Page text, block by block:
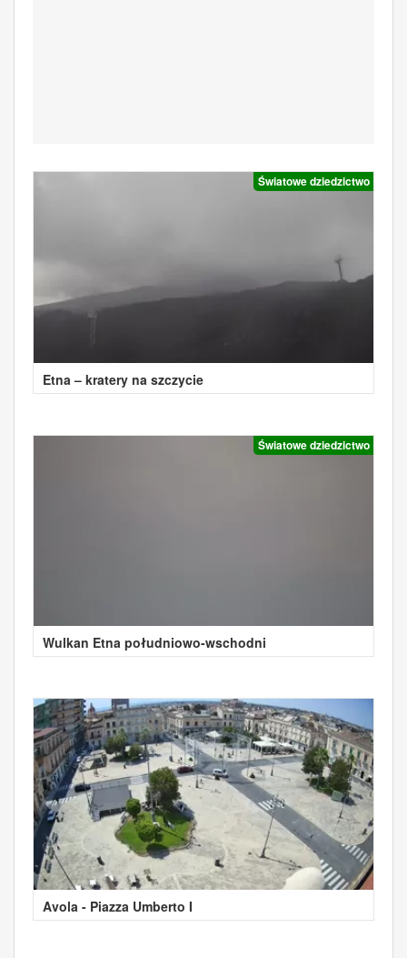
Światowe dziedzictwo
Etna – kratery na szczycie
Światowe dziedzictwo
Wulkan Etna południowo-wschodni
Avola - Piazza Umberto I